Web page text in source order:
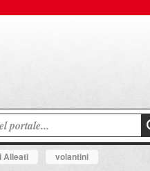
Alleati
volantini